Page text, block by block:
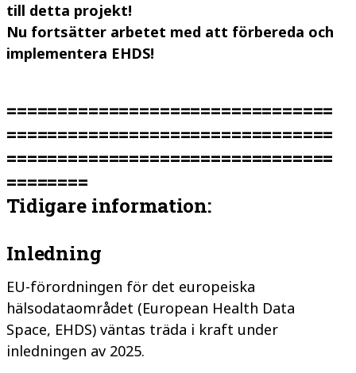
till detta projekt!
Nu fortsätter arbetet med att förbereda och
implementera EHDS!
================================
================================
================================
========
Tidigare information:
Inledning
EU-förordningen för det europeiska
hälsodataområdet (European Health Data
Space, EHDS) väntas träda i kraft under
inledningen av 2025.